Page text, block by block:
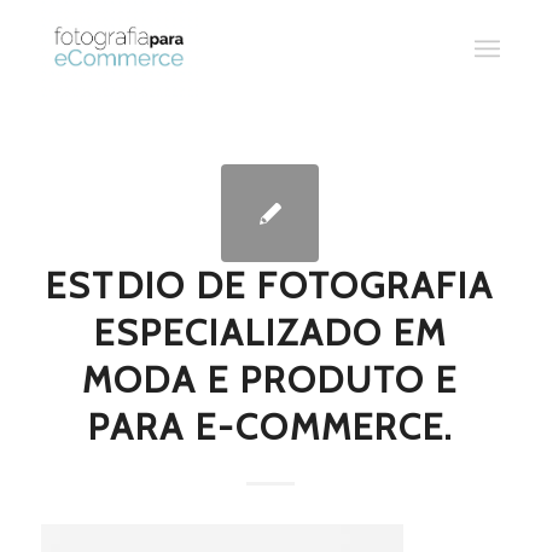
ESTDIO DE FOTOGRAFIA
ESPECIALIZADO EM
MODA E PRODUTO E
PARA E-COMMERCE.